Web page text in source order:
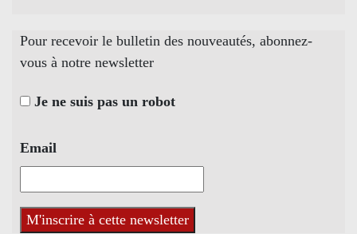
Pour recevoir le bulletin des nouveautés, abonnez-
vous à notre newsletter
Je ne suis pas un robot
Email